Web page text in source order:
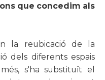
que concedim als
la reubicació de la
dels diferents espais
s'ha substituït el